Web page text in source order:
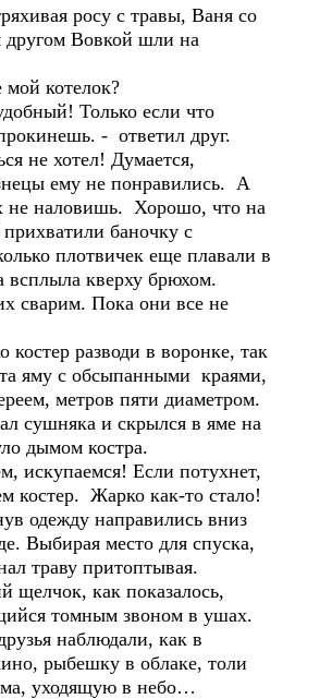
росу с травы, Ваня со
Вовкой шли на
мой котелок?
Только если что
- ответил друг.
не хотел! Думается,
ему не понравились. А
не наловишь. Хорошо, что на
баночку с
плотвичек еще плавали в
всплыла кверху брюхом.
сварим. Пока они все не
костер разводи в воронке, так
яму с обсыпанными краями,
метров пяти диаметром.
сушняка и скрылся в яме на
дымом костра.
искупаемся! Если потухнет,
костер. Жарко как-то стало!
одежду направились вниз
Выбирая место для спуска,
траву притоптывая.
щелчок, как показалось,
томным звоном в ушах.
наблюдали, как в
рыбешку в облаке, толи
уходящую в небо…